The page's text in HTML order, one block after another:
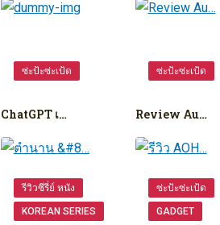
ซ่ะป้ะซ่ะเป้ด
ChatGPT เ…
ซ่ะป้ะซ่ะเป้ด
Review Au…
รีวิวซีรี่ย์ หนัง
KOREAN SERIES
ซ่ะป้ะซ่ะเป้ด
GADGET